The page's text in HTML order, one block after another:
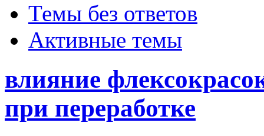
Темы без ответов
Активные темы
влияние
при переработке